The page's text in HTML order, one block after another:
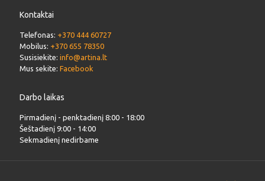
Kontaktai
Telefonas: +370 444 60727
Mobilus: +370 655 78350
Susisiekite: info@artina.lt
Mus sekite: Facebook
Darbo laikas
Pirmadienį - penktadienį 8:00 - 18:00
Šeštadienį 9:00 - 14:00
Sekmadienį nedirbame